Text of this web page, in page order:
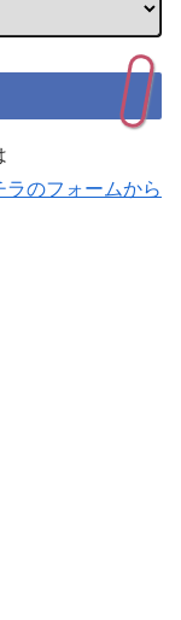
ラのフォームから